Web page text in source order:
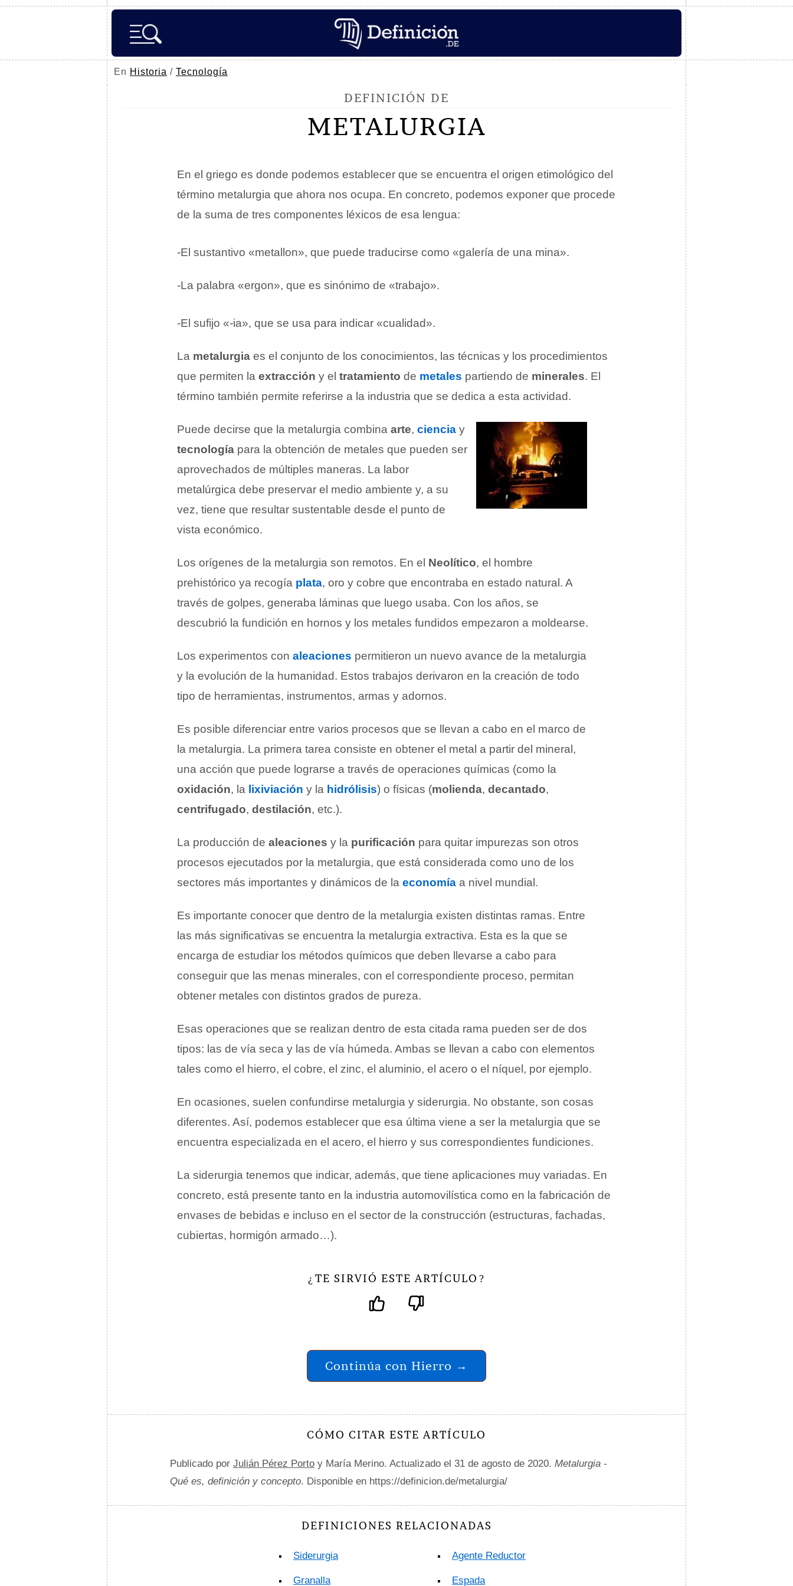
En Historia / Tecnología
DEFINICIÓN DE
METALURGIA
En el griego es donde podemos establecer que se encuentra el origen etimológico del
término metalurgia que ahora nos ocupa. En concreto, podemos exponer que procede
de la suma de tres componentes léxicos de esa lengua:
-El sustantivo «metallon», que puede traducirse como «galería de una mina».
-La palabra «ergon», que es sinónimo de «trabajo».
-El sufijo «-ia», que se usa para indicar «cualidad».
La metalurgia es el conjunto de los conocimientos, las técnicas y los procedimientos
que permiten la extracción y el tratamiento de metales partiendo de minerales. El
término también permite referirse a la industria que se dedica a esta actividad.
Puede decirse que la metalurgia combina arte, ciencia y
tecnología para la obtención de metales que pueden ser
aprovechados de múltiples maneras. La labor
metalúrgica debe preservar el medio ambiente y, a su
vez, tiene que resultar sustentable desde el punto de
vista económico.
Los orígenes de la metalurgia son remotos. En el Neolítico, el hombre
prehistórico ya recogía plata, oro y cobre que encontraba en estado natural. A
través de golpes, generaba láminas que luego usaba. Con los años, se
descubrió la fundición en hornos y los metales fundidos empezaron a moldearse.
Los experimentos con aleaciones permitieron un nuevo avance de la metalurgia
y la evolución de la humanidad. Estos trabajos derivaron en la creación de todo
tipo de herramientas, instrumentos, armas y adornos.
Es posible diferenciar entre varios procesos que se llevan a cabo en el marco de
la metalurgia. La primera tarea consiste en obtener el metal a partir del mineral,
una acción que puede lograrse a través de operaciones químicas (como la
oxidación, la lixiviación y la hidrólisis) o físicas (molienda, decantado,
centrifugado, destilación, etc.).
La producción de aleaciones y la purificación para quitar impurezas son otros
procesos ejecutados por la metalurgia, que está considerada como uno de los
sectores más importantes y dinámicos de la economía a nivel mundial.
Es importante conocer que dentro de la metalurgia existen distintas ramas. Entre
las más significativas se encuentra la metalurgia extractiva. Esta es la que se
encarga de estudiar los métodos químicos que deben llevarse a cabo para
conseguir que las menas minerales, con el correspondiente proceso, permitan
obtener metales con distintos grados de pureza.
Esas operaciones que se realizan dentro de esta citada rama pueden ser de dos
tipos: las de vía seca y las de vía húmeda. Ambas se llevan a cabo con elementos
tales como el hierro, el cobre, el zinc, el aluminio, el acero o el níquel, por ejemplo.
En ocasiones, suelen confundirse metalurgia y siderurgia. No obstante, son cosas
diferentes. Así, podemos establecer que esa última viene a ser la metalurgia que se
encuentra especializada en el acero, el hierro y sus correspondientes fundiciones.
La siderurgia tenemos que indicar, además, que tiene aplicaciones muy variadas. En
concreto, está presente tanto en la industria automovilística como en la fabricación de
envases de bebidas e incluso en el sector de la construcción (estructuras, fachadas,
cubiertas, hormigón armado…).
¿ TE SIRVIÓ ESTE ARTÍCULO ?
Continúa con Hierro →
CÓMO CITAR ESTE ARTÍCULO
Publicado por Julián Pérez Porto y María Merino. Actualizado el 31 de agosto de 2020. Metalurgia -
Qué es, definición y concepto. Disponible en https://definicion.de/metalurgia/
DEFINICIONES RELACIONADAS
Siderurgia
Granalla
Agente Reductor
Espada